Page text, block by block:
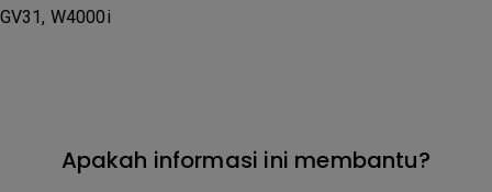
GV31, W4000i
Apakah informasi ini membantu?